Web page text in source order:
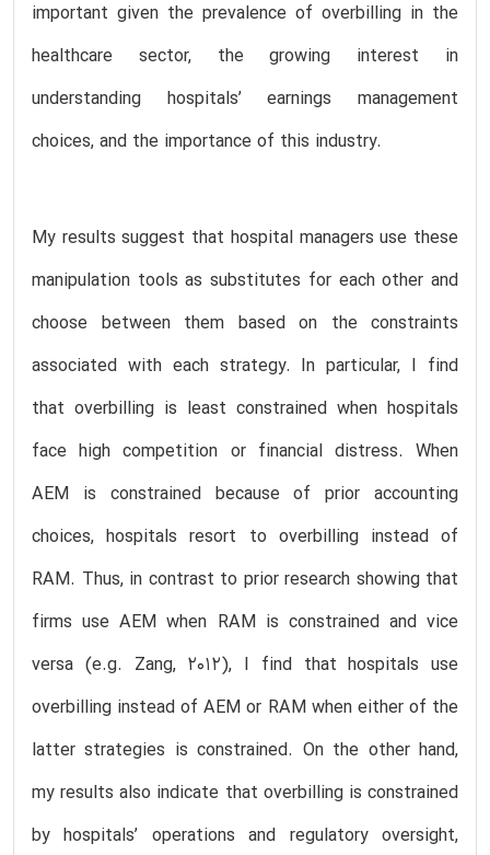
important given the prevalence of overbilling in the
healthcare sector, the growing interest in
understanding hospitals’ earnings management
choices, and the importance of this industry.
My results suggest that hospital managers use these
manipulation tools as substitutes for each other and
choose between them based on the constraints
associated with each strategy. In particular, I find
that overbilling is least constrained when hospitals
face high competition or financial distress. When
AEM is constrained because of prior accounting
choices, hospitals resort to overbilling instead of
RAM. Thus, in contrast to prior research showing that
firms use AEM when RAM is constrained and vice
versa (e.g. Zang, 2012), I find that hospitals use
overbilling instead of AEM or RAM when either of the
latter strategies is constrained. On the other hand,
my results also indicate that overbilling is constrained
by hospitals’ operations and regulatory oversight,